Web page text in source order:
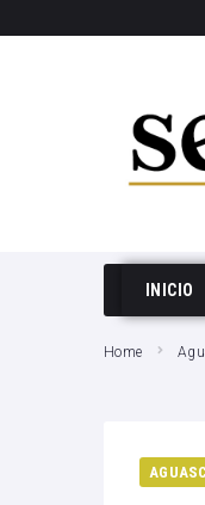
INICIO
Home